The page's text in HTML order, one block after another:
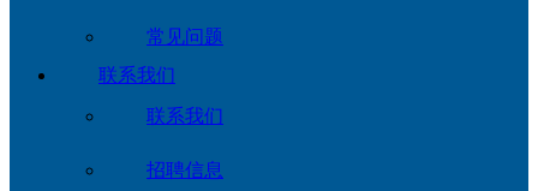
常见问题
联系我们
联系我们
招聘信息